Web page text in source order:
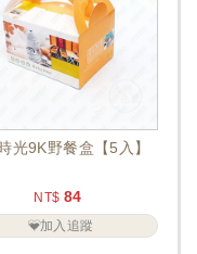
光9K野餐盒【5入】
NT$ 84
加入追蹤